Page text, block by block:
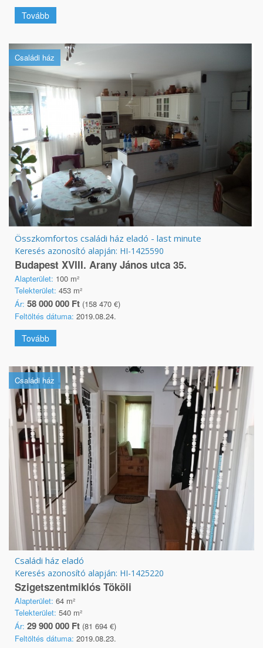
Tovább
Családi ház
Összkomfortos családi ház eladó - last minute
Keresés azonosító alapján: HI-1425590
Budapest XVIII. Arany János utca 35.
Alapterület: 100 m²
Telekterület: 453 m²
Ár: 58 000 000 Ft (158 470 €)
Feltöltés dátuma: 2019.08.24.
Tovább
Családi ház
Családi ház eladó
Keresés azonosító alapján: HI-1425220
Szigetszentmiklós Tököli
Alapterület: 64 m²
Telekterület: 540 m²
Ár: 29 900 000 Ft (81 694 €)
Feltöltés dátuma: 2019.08.23.